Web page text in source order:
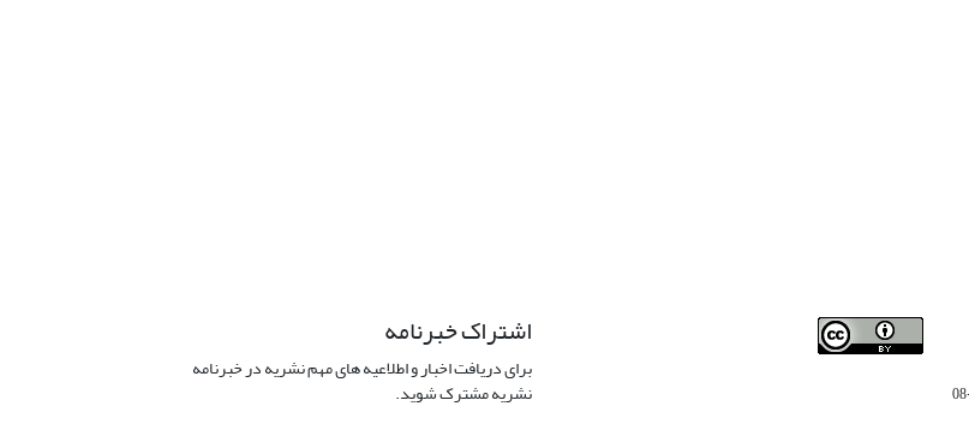
اشتراک خبرنامه
برای دریافت اخبار و اطلاعیه های مهم نشریه در خبرنامه
نشریه مشترک شوید.